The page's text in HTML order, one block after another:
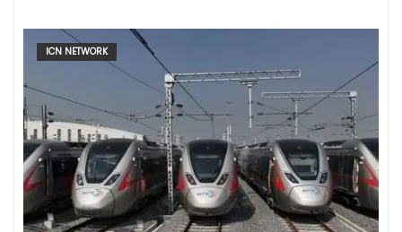
ICN NETWORK